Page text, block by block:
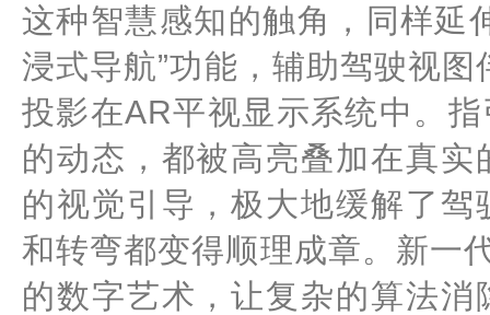
这种智慧感知的触角，同样延
浸式导航”功能，辅助驾驶视
投影在AR平视显示系统中。
的动态，都被高亮叠加在真
的视觉引导，极大地缓解了
和转弯都变得顺理成章。新一
的数字艺术，让复杂的算法